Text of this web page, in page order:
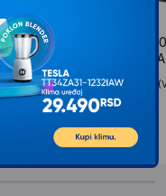
NJOY Cadu 1500
Tip uređaja: UPS, Snaga
900...
14.74900RSD